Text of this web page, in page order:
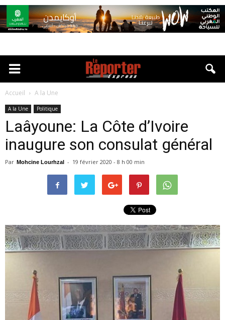
Accueil A la Une
A la Une Politique
Laâyoune: La Côte d’Ivoire
inaugure son consulat général
Par Mohcine Lourhzal - 19 février 2020 - 8 h 00 min